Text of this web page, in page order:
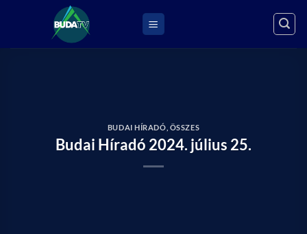
BUDAI HÍRADÓ ÖSSZES
Budai Híradó 2024. július 25.